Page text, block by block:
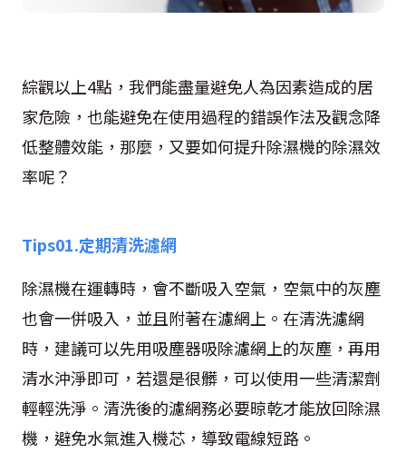
綜觀以上4點，我們能盡量避免人為因素造成的居
家危險，也能避免在使用過程的錯誤作法及觀念降
低整體效能，那麼，又要如何提升除濕機的除濕效
率呢？
Tips01.定期清洗濾網
除濕機在運轉時，會不斷吸入空氣，空氣中的灰塵
也會一併吸入，並且附著在濾網上。在清洗濾網
時，建議可以先用吸塵器吸除濾網上的灰塵，再用
清水沖淨即可，若還是很髒，可以使用一些清潔劑
輕輕洗淨。清洗後的濾網務必要晾乾才能放回除濕
機，避免水氣進入機芯，導致電線短路。